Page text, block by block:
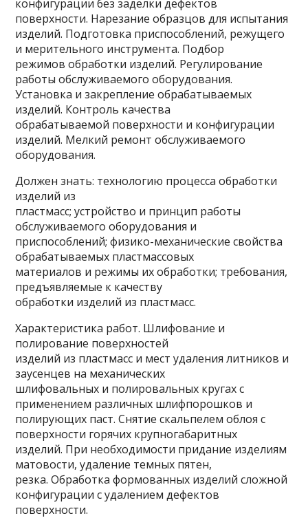
конфигурации без заделки дефектов
поверхности. Нарезание образцов для испытания
изделий. Подготовка приспособлений, режущего
и мерительного инструмента. Подбор
режимов обработки изделий. Регулирование
работы обслуживаемого оборудования.
Установка и закрепление обрабатываемых
изделий. Контроль качества
обрабатываемой поверхности и конфигурации
изделий. Мелкий ремонт обслуживаемого
оборудования.
Должен знать: технологию процесса обработки
изделий из
пластмасс; устройство и принцип работы
обслуживаемого оборудования и
приспособлений; физико-механические свойства
обрабатываемых пластмассовых
материалов и режимы их обработки; требования,
предъявляемые к качеству
обработки изделий из пластмасс.
Характеристика работ. Шлифование и
полирование поверхностей
изделий из пластмасс и мест удаления литников и
заусенцев на механических
шлифовальных и полировальных кругах с
применением различных шлифпорошков и
полирующих паст. Снятие скальпелем облоя с
поверхности горячих крупногабаритных
изделий. При необходимости придание изделиям
матовости, удаление темных пятен,
резка. Обработка формованных изделий сложной
конфигурации с удалением дефектов
поверхности.